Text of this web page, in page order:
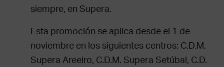
siempre, en Supera.
Esta promoción se aplica desde el 1 de
noviembre en los siguientes centros: C.D.M.
Supera Areeiro, C.D.M. Supera Setúbal, C.D.